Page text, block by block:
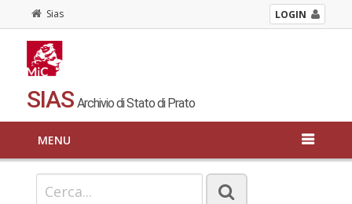
Sias LOGIN
SIAS Archivio di Stato di Prato
MENU